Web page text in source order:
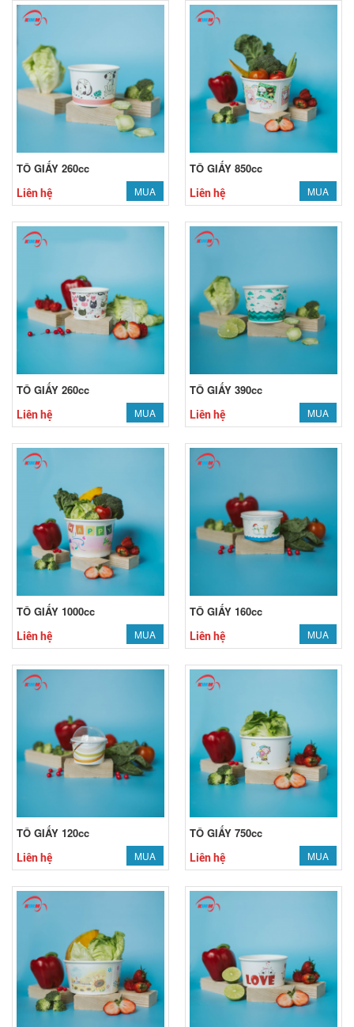
TÔ GIẤY 260cc
Liên hệ MUA
TÔ GIẤY 850cc
Liên hệ MUA
TÔ GIẤY 260cc
Liên hệ MUA
TÔ GIẤY 390cc
Liên hệ MUA
TÔ GIẤY 1000cc
Liên hệ MUA
TÔ GIẤY 160cc
Liên hệ MUA
TÔ GIẤY 120cc
Liên hệ MUA
TÔ GIẤY 750cc
Liên hệ MUA